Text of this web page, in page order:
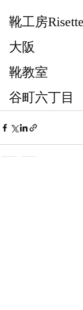
靴工房Risette
大阪
靴教室
谷町六丁目